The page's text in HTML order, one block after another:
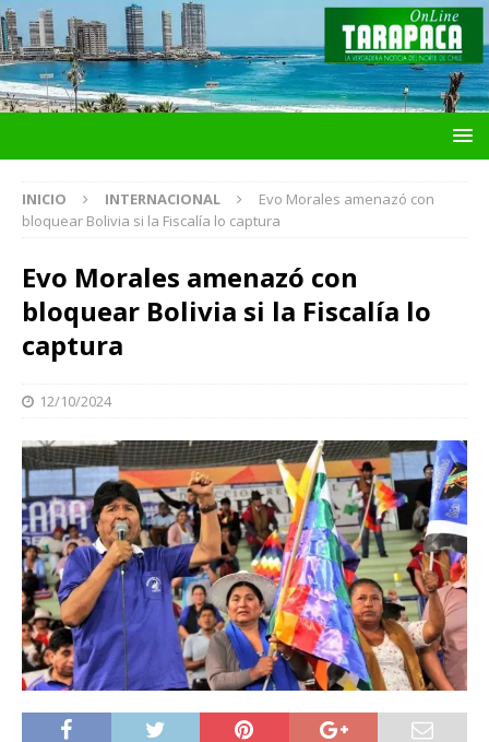
INICIO INTERNACIONAL
Evo Morales amenazó con
bloquear Bolivia si la Fiscalía lo captura
Evo Morales amenazó con
bloquear Bolivia si la Fiscalía lo
captura
12/10/2024